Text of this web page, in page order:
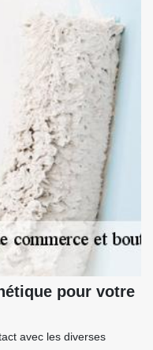
pour votre
avec les diverses